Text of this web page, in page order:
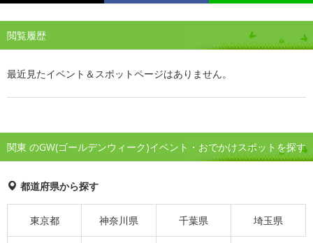
閲覧履歴
最近見たイベント＆スポットページはありません。
関東 のGW(ゴールデンウィーク)イベント・おでかけスポットを探す
都道府県から探す
東京都 神奈川県 千葉県 埼玉県